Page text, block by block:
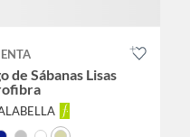
de Sábanas Lisas